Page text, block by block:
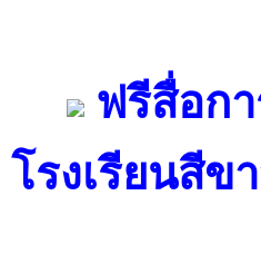
ฟรีสื่อก
โรงเรียนสีข